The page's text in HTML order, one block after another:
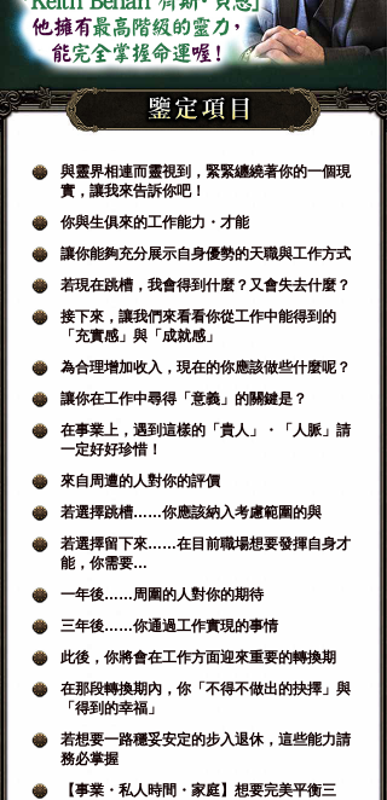
與靈界相連而靈視到，緊緊纏繞著你的一個現
實，讓我來告訴你吧！
你與生俱來的工作能力・才能
讓你能夠充分展示自身優勢的天職與工作方式
若現在跳槽，我會得到什麼？又會失去什麼？
接下來，讓我們來看看你從工作中能得到的
「充實感」與「成就感」
為合理增加收入，現在的你應該做些什麼呢？
讓你在工作中尋得「意義」的關鍵是？
在事業上，遇到這樣的「貴人」・「人脈」請
一定好好珍惜！
來自周遭的人對你的評價
若選擇跳槽……你應該納入考慮範圍的與
若選擇留下來……在目前職場想要發揮自身才
能，你需要…
一年後……周圍的人對你的期待
三年後……你通過工作實現的事情
此後，你將會在工作方面迎來重要的轉換期
在那段轉換期內，你「不得不做出的抉擇」與
「得到的幸福」
若想要一路穩妥安定的步入退休，這些能力請
務必掌握
【事業・私人時間・家庭】想要完美平衡三